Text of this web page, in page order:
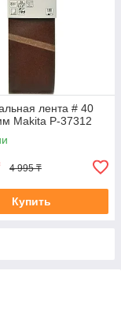
лента # 40
Makita P-37312
4 995 ₸
Купить